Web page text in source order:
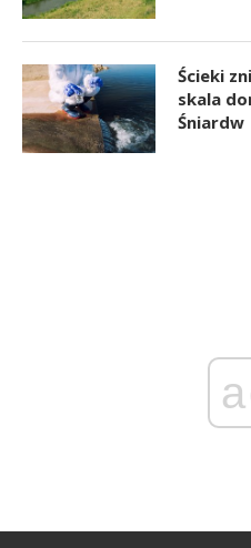
Ścieki
skala
Śniardw